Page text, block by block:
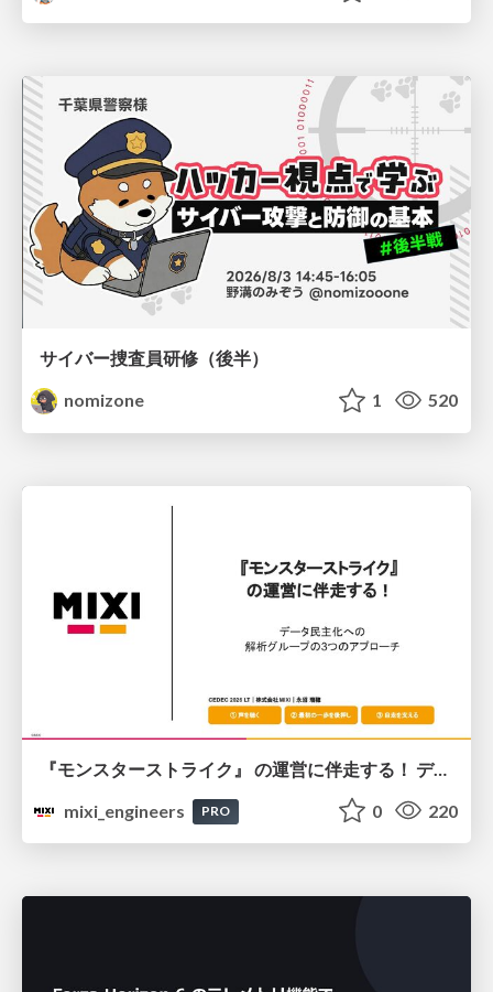
サイバー捜査員研修（後半）
nomizone
1 520
『モンスターストライク』 の運営に伴走する！ データ民主化への 解析グループの3つのアプローチ
mixi_engineers
PRO 0 220